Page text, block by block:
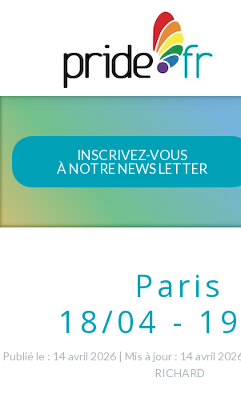
INSCRIVEZ-VOUS
À NOTRE NEWS LETTER
Paris
18/04 -
Publié le : 14 avril 2026| Mis à jour : 14 avril
RICHARD